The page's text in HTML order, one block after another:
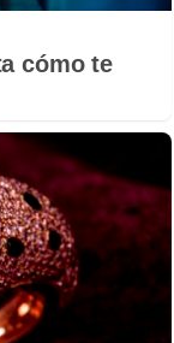
cómo te